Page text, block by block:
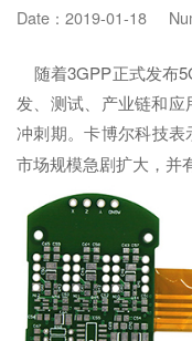
Date：2019-01-18
随着3GPP正式发布
发、测试、产业链和
冲刺期。卡博尔科技
市场规模急剧扩大，并